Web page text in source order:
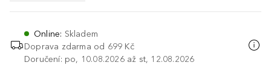
Online: Skladem
Doprava zdarma od 699 Kč
Doručení: po, 10.08.2026 až st, 12.08.2026